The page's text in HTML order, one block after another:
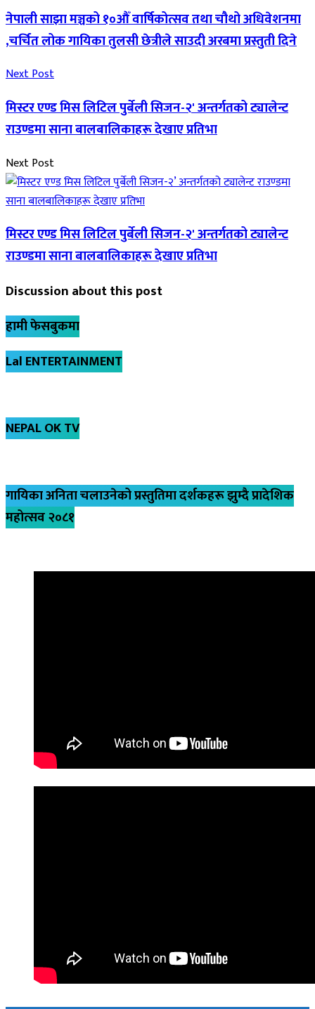
नेपाली साझा मञ्चको १०औँ वार्षिकोत्सव तथा चौथो अधिवेशनमा
,चर्चित लोक गायिका तुलसी छेत्रीले साउदी अरबमा प्रस्तुती दिने
Next Post
मिस्टर एण्ड मिस लिटिल पुर्बेली सिजन-२' अन्तर्गतको ट्यालेन्ट
राउण्डमा साना बालबालिकाहरू देखाए प्रतिभा
Next Post
मिस्टर एण्ड मिस लिटिल पुर्बेली सिजन-२' अन्तर्गतको ट्यालेन्ट
राउण्डमा साना बालबालिकाहरू देखाए प्रतिभा
Discussion about this post
हामी फेसबुकमा
Lal ENTERTAINMENT
NEPAL OK TV
गायिका अनिता चलाउनेको प्रस्तुतिमा दर्शकहरू झुम्दै प्रादेशिक
महोत्सव २०८१